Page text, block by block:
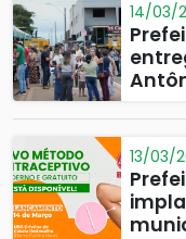
14/03/
13/03/